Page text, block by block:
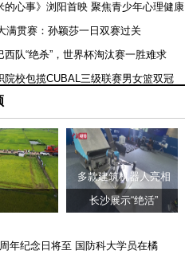
的心事》浏阳首映 聚焦青少年心理健康
满贯赛：孙颖莎一日双赛过关
西队“绝杀”，世界杯淘汰赛一胜难求
院校包揽CUBAL三级联赛男女篮双冠
多款建筑机器人亮相
长沙展示“绝活”
年纪念日将至 国防科大学员在橘